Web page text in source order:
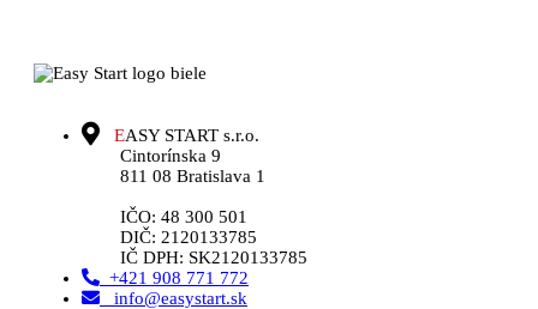
EASY START s.r.o.
Cintorínska 9
811 08 Bratislava 1
IČO: 48 300 501
DIČ: 2120133785
IČ DPH: SK2120133785
+421 908 771 772
info@easystart.sk